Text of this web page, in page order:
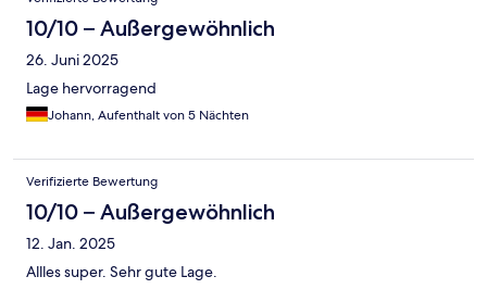
10/10 – Außergewöhnlich
26. Juni 2025
Lage hervorragend
Johann, Aufenthalt von 5 Nächten
Verifizierte Bewertung
10/10 – Außergewöhnlich
12. Jan. 2025
Allles super. Sehr gute Lage.